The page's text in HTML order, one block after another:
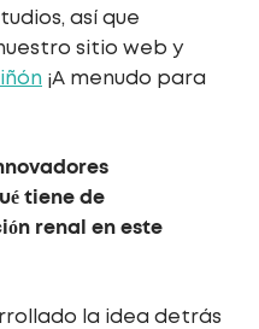
así que
sitio web y
¡A menudo para
tiene de
renal en este
la idea detrás